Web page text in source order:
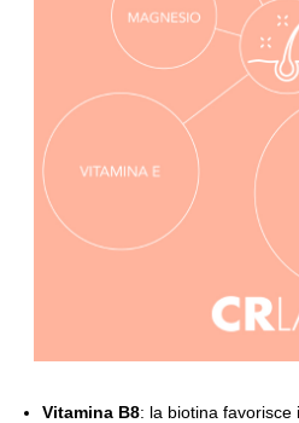
Vitamina B8: la biotina favorisce